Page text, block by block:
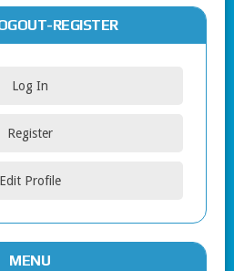
REGISTER
Log In
Register
Edit Profile
MENU